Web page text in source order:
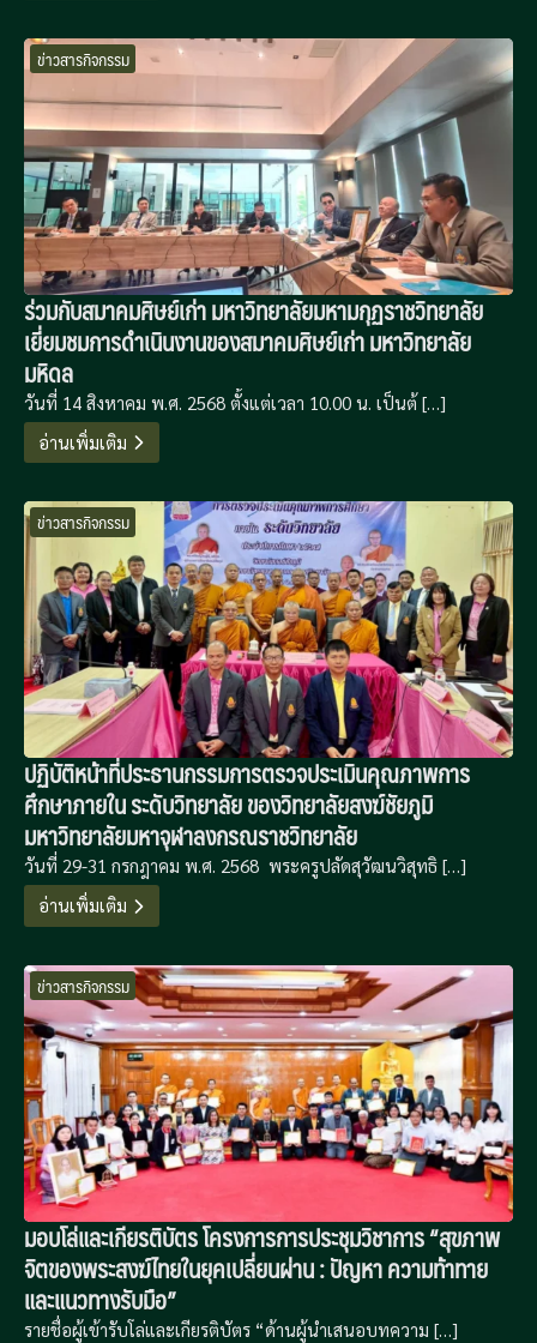
ข่าวสารกิจกรรม
ร่วมกับสมาคมศิษย์เก่า มหาวิทยาลัยมหามกุฏราชวิทยาลัย
เยี่ยมชมการดำเนินงานของสมาคมศิษย์เก่า มหาวิทยาลัย
มหิดล
วันที่ 14 สิงหาคม พ.ศ. 2568 ตั้งแต่เวลา 10.00 น. เป็นต้ […]
อ่านเพิ่มเติม
ข่าวสารกิจกรรม
ปฏิบัติหน้าที่ประธานกรรมการตรวจประเมินคุณภาพการ
ศึกษาภายใน ระดับวิทยาลัย ของวิทยาลัยสงฆ์ชัยภูมิ
มหาวิทยาลัยมหาจุฬาลงกรณราชวิทยาลัย
วันที่ 29-31 กรกฎาคม พ.ศ. 2568 พระครูปลัดสุวัฒนวิสุทธิ […]
อ่านเพิ่มเติม
ข่าวสารกิจกรรม
มอบโล่และเกียรติบัตร โครงการการประชุมวิชาการ “สุขภาพ
จิตของพระสงฆ์ไทยในยุคเปลี่ยนผ่าน : ปัญหา ความท้าทาย
และแนวทางรับมือ”
รายชื่อผู้เข้ารับโล่และเกียรติบัตร “ด้านผู้นำเสนอบทความ […]